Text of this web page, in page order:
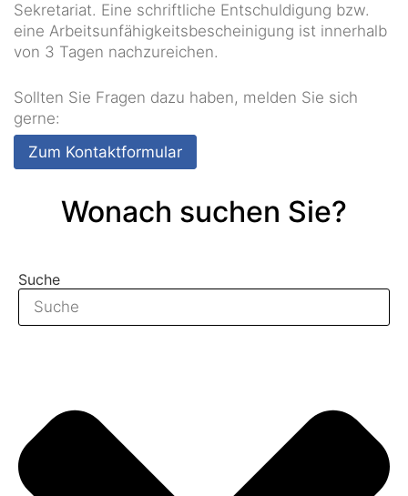
Sekretariat. Eine schriftliche Entschuldigung bzw.
eine Arbeitsunfähigkeitsbescheinigung ist innerhalb
von 3 Tagen nachzureichen.
Sollten Sie Fragen dazu haben, melden Sie sich
gerne:
Zum Kontaktformular
Wonach suchen Sie?
Suche